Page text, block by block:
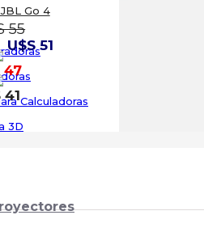
Calculadoras
3D
Go 4
55
U$S 51
47
41